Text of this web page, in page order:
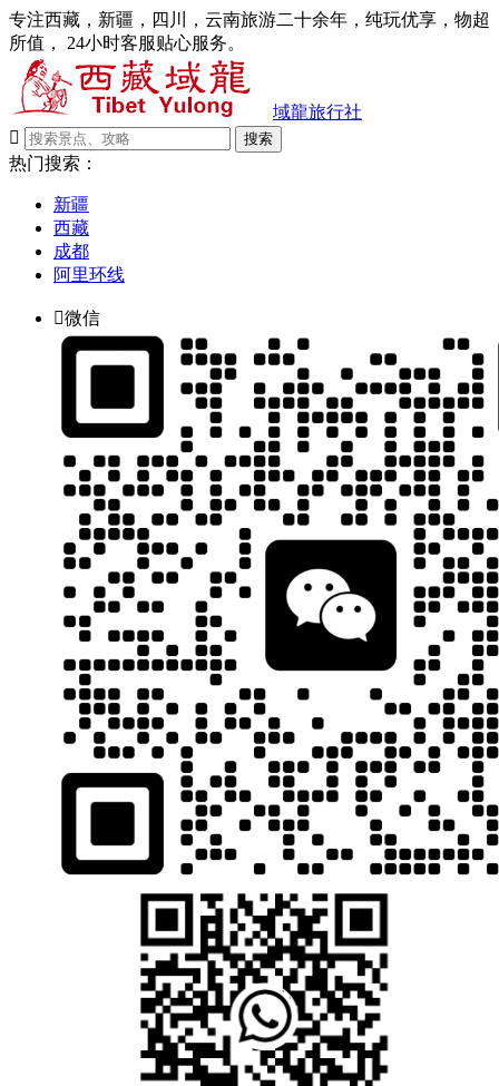
专注西藏，新疆，四川，云南旅游二十余年，纯玩优享，物超
所值， 24小时客服贴心服务。
域龍旅行社

搜索
热门搜索：
新疆
西藏
成都
阿里环线
微信